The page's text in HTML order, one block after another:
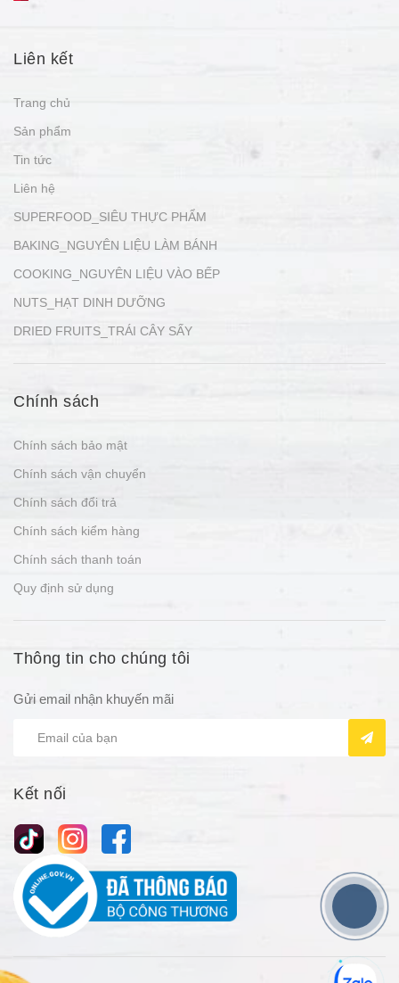
Liên kết
Trang chủ
Sản phẩm
Tin tức
Liên hệ
SUPERFOOD_SIÊU THỰC PHẨM
BAKING_NGUYÊN LIỆU LÀM BÁNH
COOKING_NGUYÊN LIỆU VÀO BẾP
NUTS_HẠT DINH DƯỠNG
DRIED FRUITS_TRÁI CÂY SẤY
Chính sách
Chính sách bảo mật
Chính sách vận chuyển
Chính sách đổi trả
Chính sách kiểm hàng
Chính sách thanh toán
Quy định sử dụng
Thông tin cho chúng tôi
Gửi email nhận khuyến mãi
Kết nối